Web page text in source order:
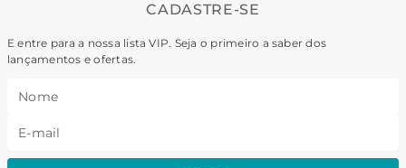
CADASTRE-SE
E entre para a nossa lista VIP. Seja o primeiro a saber dos
lançamentos e ofertas.